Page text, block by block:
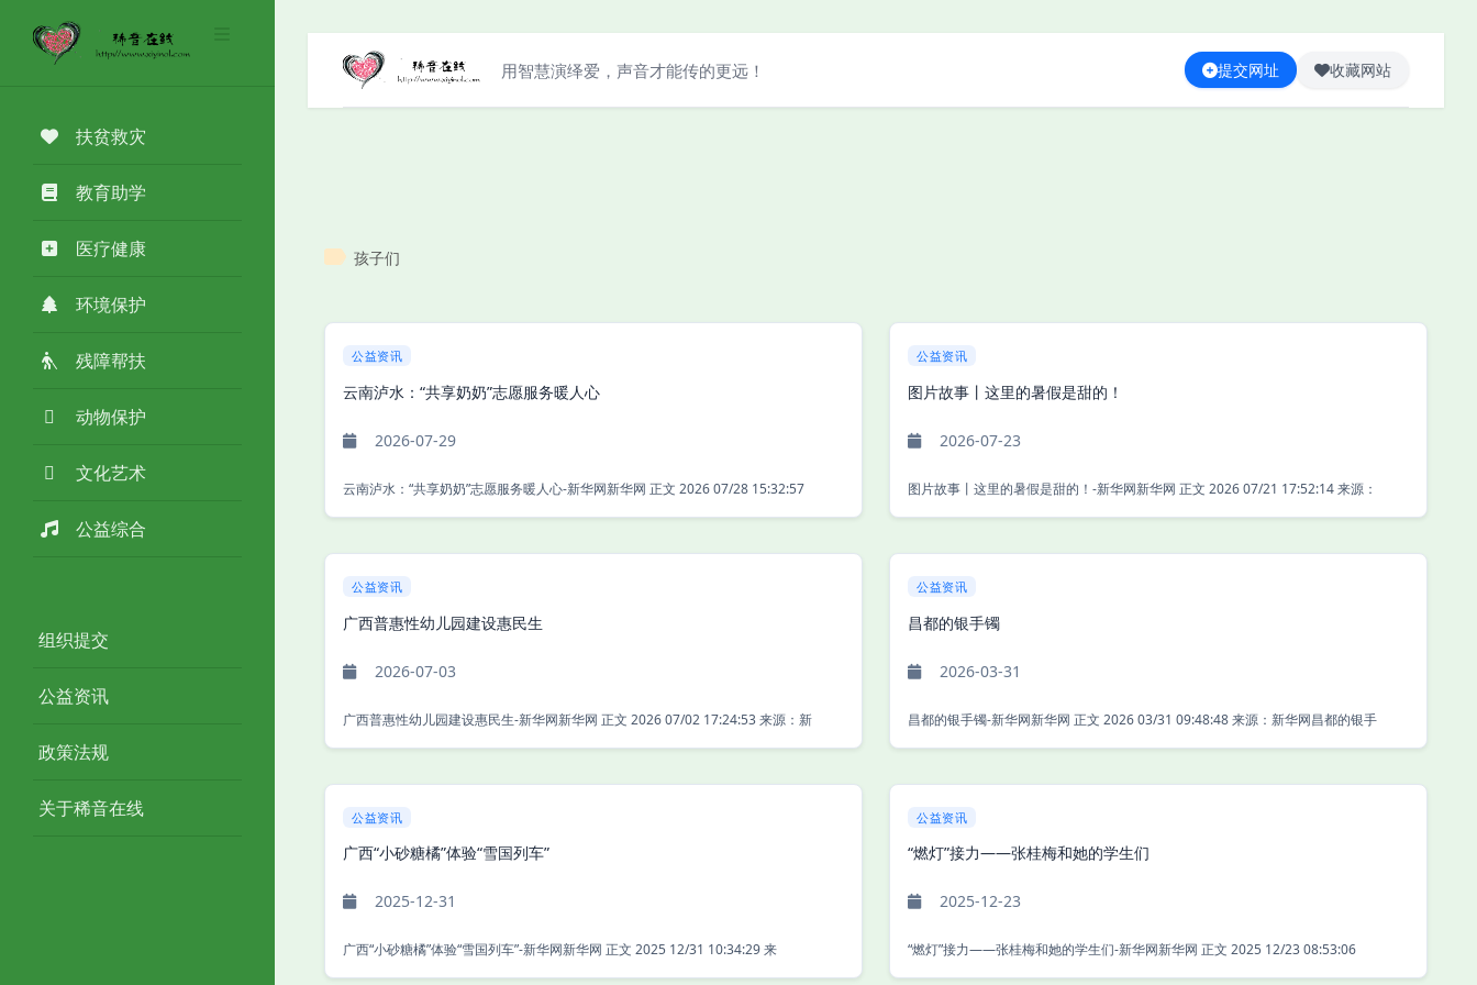
扶贫救灾
教育助学
医疗健康
环境保护
残障帮扶
动物保护
文化艺术
公益综合
组织提交
公益资讯
政策法规
关于稀音在线
用智慧演绎爱，声音才能传的更远！ 提交网址 收藏网站
孩子们
公益资讯
云南泸水：“共享奶奶”志愿服务暖人心
2026-07-29
云南泸水：“共享奶奶”志愿服务暖人心-新华网新华网 正文 2026 07/28 15:32:57
公益资讯
图片故事丨这里的暑假是甜的！
2026-07-23
图片故事丨这里的暑假是甜的！-新华网新华网 正文 2026 07/21 17:52:14 来源：
公益资讯
广西普惠性幼儿园建设惠民生
2026-07-03
广西普惠性幼儿园建设惠民生-新华网新华网 正文 2026 07/02 17:24:53 来源：新
公益资讯
昌都的银手镯
2026-03-31
昌都的银手镯-新华网新华网 正文 2026 03/31 09:48:48 来源：新华网昌都的银手
公益资讯
广西“小砂糖橘”体验“雪国列车”
2025-12-31
广西“小砂糖橘”体验“雪国列车”-新华网新华网 正文 2025 12/31 10:34:29 来
公益资讯
“燃灯”接力——张桂梅和她的学生们
2025-12-23
“燃灯”接力——张桂梅和她的学生们-新华网新华网 正文 2025 12/23 08:53:06